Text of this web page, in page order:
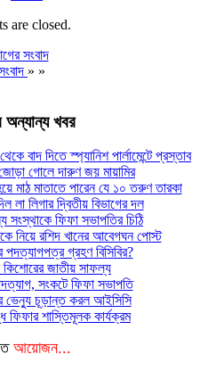
are closed.
সংবাদ
» »
অন্যান্য খবর
বাদ দিতে স্প্যানিশ পার্লামেন্টে প্রস্তাব
গোলে দারুণ জয় মায়ামির
মাঠ মাতাতে পারেন যে ১০ তরুণ তারকা
লা লিগার দ্বিতীয় বিভাগের দল
সংস্থাকে ফিফা সভাপতির চিঠি
নিয়ে রশিদ খানের আবেগঘন পোস্ট
গ্রহণ বিসিবির?
কিশোরের জাতীয় সাফল্য
সংকটে ফিফা সভাপতি
ভেন্যু চূড়ান্ত করল আইসিসি
ফিফার শাস্তিমূলক কার্যক্রম
আয়োজন...